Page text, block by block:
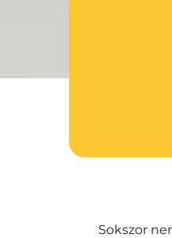
Sokszor